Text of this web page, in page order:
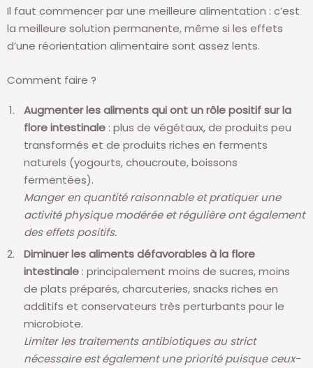
Il faut commencer par une meilleure alimentation : c’est
la meilleure solution permanente, même si les effets
d’une réorientation alimentaire sont assez lents.
Comment faire ?
Augmenter les aliments qui ont un rôle positif sur la
flore intestinale : plus de végétaux, de produits peu
transformés et de produits riches en ferments
naturels (yogourts, choucroute, boissons
fermentées).
Manger en quantité raisonnable et pratiquer une
activité physique modérée et régulière ont également
des effets positifs.
Diminuer les aliments défavorables à la flore
intestinale : principalement moins de sucres, moins
de plats préparés, charcuteries, snacks riches en
additifs et conservateurs très perturbants pour le
microbiote.
Limiter les traitements antibiotiques au strict
nécessaire est également une priorité puisque ceux-